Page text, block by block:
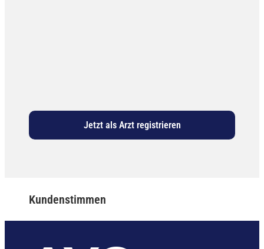
Jetzt als Arzt registrieren
Kundenstimmen